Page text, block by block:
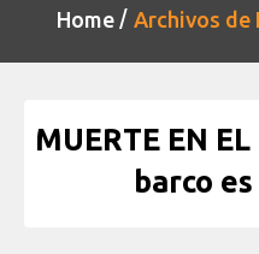
Home Archivos de
MUERTE EN
barco